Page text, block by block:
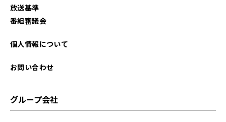
2025年09月
2025年06月
放送基準
番組審議会
個人情報について
お問い合わせ
グループ会社